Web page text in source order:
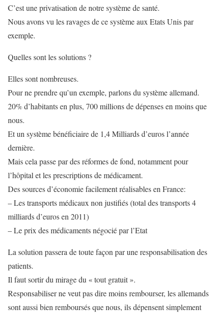
C’est une privatisation de notre système de santé.
Nous avons vu les ravages de ce système aux Etats Unis par
exemple.
Quelles sont les solutions ?
Elles sont nombreuses.
Pour ne prendre qu’un exemple, parlons du système allemand.
20% d’habitants en plus, 700 millions de dépenses en moins que
nous.
Et un système bénéficiaire de 1,4 Milliards d’euros l’année
dernière.
Mais cela passe par des réformes de fond, notamment pour
l’hôpital et les prescriptions de médicament.
Des sources d’économie facilement réalisables en France:
– Les transports médicaux non justifiés (total des transports 4
milliards d’euros en 2011)
– Le prix des médicaments négocié par l’Etat
La solution passera de toute façon par une responsabilisation des
patients.
Il faut sortir du mirage du « tout gratuit ».
Responsabiliser ne veut pas dire moins rembourser, les allemands
sont aussi bien remboursés que nous, ils dépensent simplement